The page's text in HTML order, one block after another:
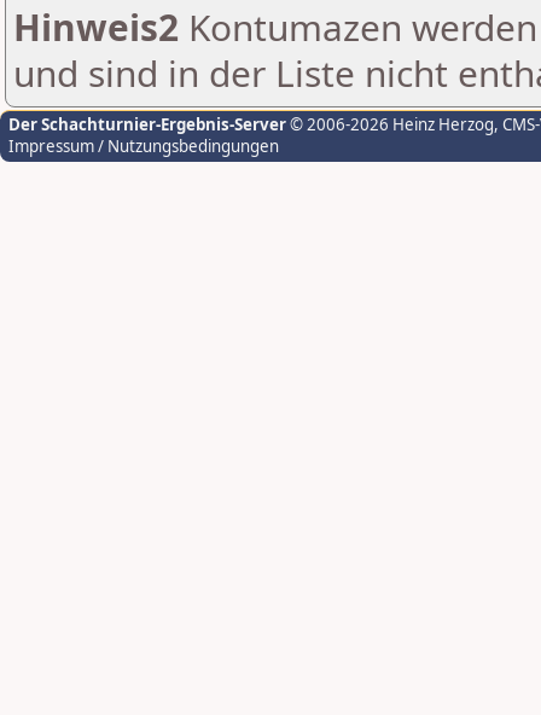
Hinweis2 Kontumazen
und sind in der Liste nicht
Der Schachturnier-Ergebnis-Server© 2006-2026 Heinz Herzog,
Impressum / Nutzungsbedingungen